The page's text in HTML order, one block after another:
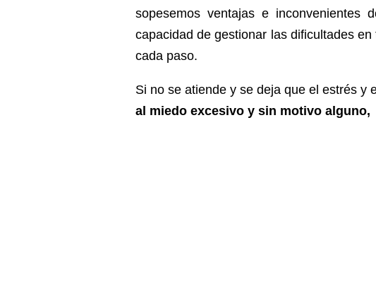
sopesemos ventajas e inconvenientes
capacidad de gestionar las dificultades
cada paso.
Si no se atiende y se deja que el estrés y
al miedo excesivo y sin motivo alguno,